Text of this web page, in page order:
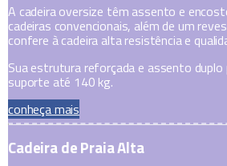
A cadeira oversize têm assento e
cadeiras convencionais, além de um
confere à cadeira alta resistência e
Sua estrutura reforçada e assento duplo
suporte até 140 kg.
conheça mais
Cadeira de Praia Alta